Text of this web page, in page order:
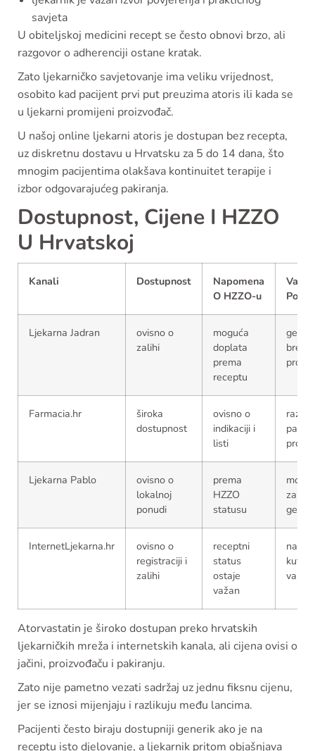
savjeta
U obiteljskoj medicini recept se često obnovi brzo, ali
razgovor o adherenciji ostane kratak.
Zato ljekarničko savjetovanje ima veliku vrijednost,
osobito kad pacijent prvi put preuzima atoris ili kada se
u ljekarni promijeni proizvođač.
U našoj online ljekarni atoris je dostupan bez recepta,
uz diskretnu dostavu u Hrvatsku za 5 do 14 dana, što
mnogim pacijentima olakšava kontinuitet terapije i
izbor odgovarajućeg pakiranja.
Dostupnost, Cijene I HZZO
U Hrvatskoj
Kanali Dostupnost
Napomena
O HZZO-u
Po
Ljekarna Jadran
ovisno o
zalihi
moguća
doplata
prema
receptu
Farmacia.hr
široka
dostupnost
ovisno o
indikaciji i
listi
Ljekarna Pablo
ovisno o
lokalnoj
ponudi
prema
HZZO
statusu
InternetLjekarna.hr
ovisno o
registraciji i
zalihi
receptni
status
ostaje
važan
naziv
kutiji
Atorvastatin je široko dostupan preko hrvatskih
ljekarničkih mreža i internetskih kanala, ali cijena ovisi o
jačini, proizvođaču i pakiranju.
Zato nije pametno vezati sadržaj uz jednu fiksnu cijenu,
jer se iznosi mijenjaju i razlikuju među lancima.
Pacijenti često biraju dostupniji generik ako je na
receptu isto djelovanje, a ljekarnik pritom objašnjava